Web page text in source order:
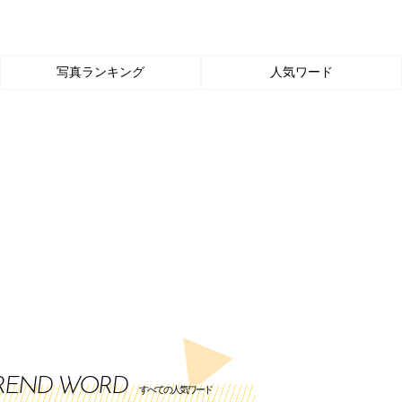
写真ランキング 人気ワード
WORD すべての人気ワード